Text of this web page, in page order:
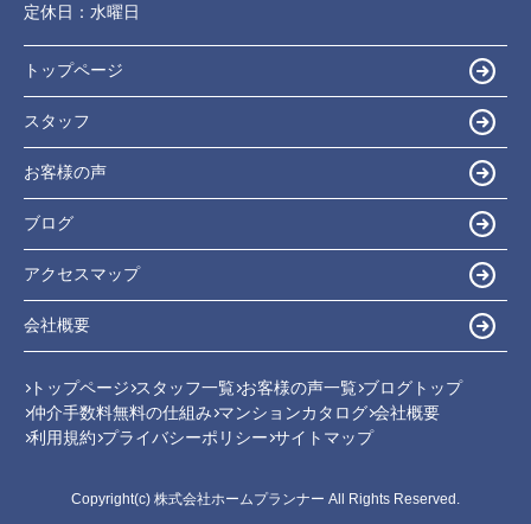
定休日： 水曜日
トップページ
スタッフ
お客様の声
ブログ
アクセスマップ
会社概要
トップページ スタッフ一覧 お客様の声一覧 ブログトップ
仲介手数料無料の仕組み マンションカタログ 会社概要
利用規約 プライバシーポリシー サイトマップ
Copyright(c) 株式会社ホームプランナー All Rights Reserved.